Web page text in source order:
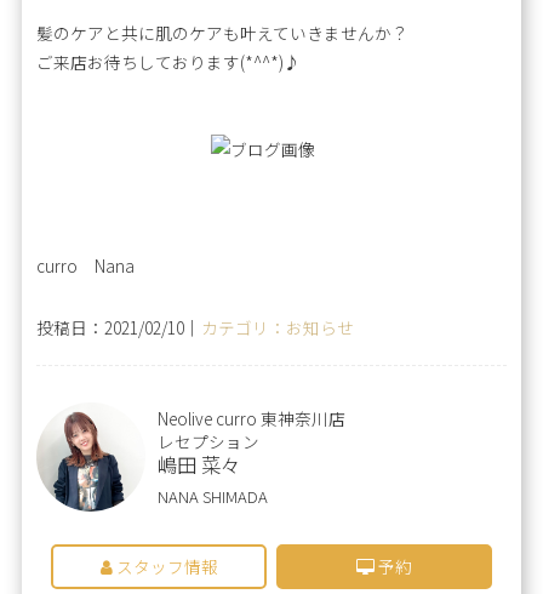
髪のケアと共に肌のケアも叶えていきませんか？
ご来店お待ちしております(*^^*)♪
curro Nana
投稿日：2021/02/10｜ カテゴリ：お知らせ
Neolive curro 東神奈川店
レセプション
嶋田 菜々
NANA SHIMADA
スタッフ情報 予約